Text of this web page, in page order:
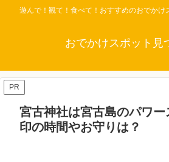
遊んで！観て！食べて！おすすめのおでかけ
おでかけスポット見
PR
宮古神社は宮古島のパワ
印の時間やお守りは？